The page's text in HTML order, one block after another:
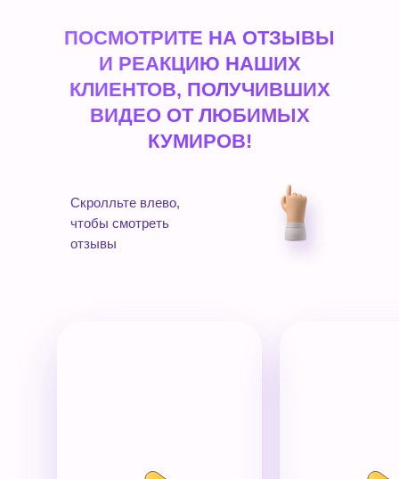
ПОСМОТРИТЕ НА ОТЗЫВЫ
И РЕАКЦИЮ НАШИХ
КЛИЕНТОВ, ПОЛУЧИВШИХ
ВИДЕО ОТ ЛЮБИМЫХ
КУМИРОВ!
Скролльте влево,
чтобы смотреть
отзывы